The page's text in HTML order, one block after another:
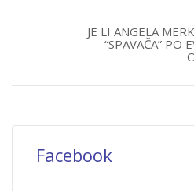
JE LI ANGELA
“SPAVAČA” PO
Facebook